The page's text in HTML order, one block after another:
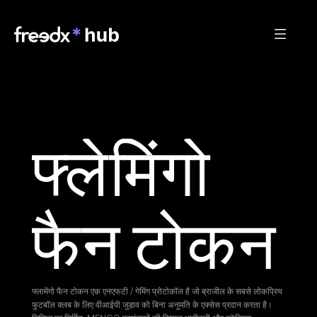
फ्लेमिंगो
फैन टोकन
फ्लामेंगो फैन टोकन एक एनएफटी / गेमिंग प्रोटोकॉल है जो ब्राजील के सबसे लोकप्रिय
फुटबॉल क्लब के लिए वीआईपी जुड़ाव को बिना अनुमति के एक्सेस प्रदान करता है।